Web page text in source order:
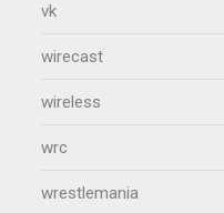
vk
wirecast
wireless
wrc
wrestlemania